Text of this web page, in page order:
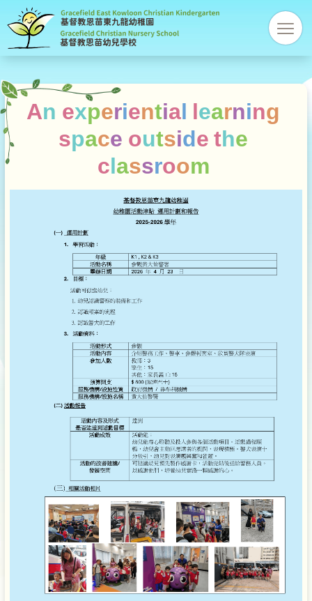
res
An experiential learning
space outside the
classroom